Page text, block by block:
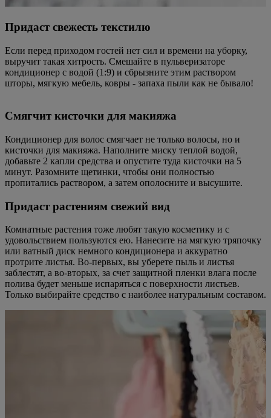
Придаст свежесть текстилю
Если перед приходом гостей нет сил и времени на уборку,
выручит такая хитрость. Смешайте в пульверизаторе
кондиционер с водой (1:9) и сбрызните этим раствором
шторы, мягкую мебель, ковры - запаха пыли как не бывало!
Смягчит кисточки для макияжа
Кондиционер для волос смягчает не только волосы, но и
кисточки для макияжа. Наполните миску теплой водой,
добавьте 2 капли средства и опустите туда кисточки на 5
минут. Разомните щетинки, чтобы они полностью
пропитались раствором, а затем ополосните и высушите.
Придаст растениям свежий вид
Комнатные растения тоже любят такую косметику и с
удовольствием пользуются ею. Нанесите на мягкую тряпочку
или ватный диск немного кондиционера и аккуратно
протрите листья. Во-первых, вы уберете пыль и листья
заблестят, а во-вторых, за счет защитной пленки влага после
полива будет меньше испаряться с поверхности листьев.
Только выбирайте средство с наиболее натуральным составом.